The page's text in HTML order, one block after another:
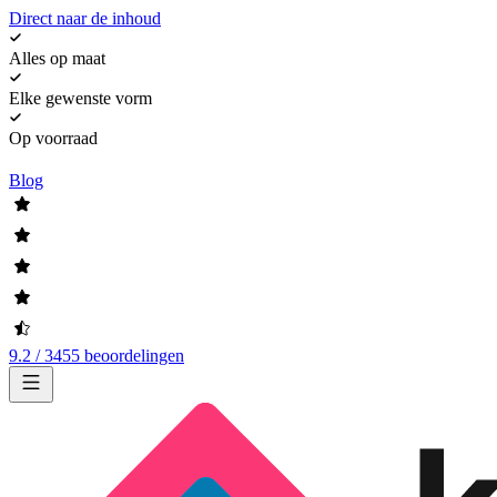
Direct naar de inhoud
Alles op maat
Elke gewenste vorm
Op voorraad
Blog
9.2 / 3455 beoordelingen